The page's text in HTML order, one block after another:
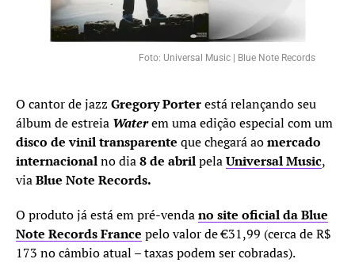
Foto: Universal Music | Blue Note Records
O cantor de jazz Gregory Porterestá relançando seu
álbum de estreia Waterem uma edição especial com um
disco de vinil transparente que chegará aomercado
internacionalno dia8 de abrilpelaUniversal Music,
viaBlue Note Records.
O produto já está em pré-vendano site oficial da Blue
Note Records France pelo valor de €31,99 (cerca de R$
173 no câmbio atual – taxas podem ser cobradas).